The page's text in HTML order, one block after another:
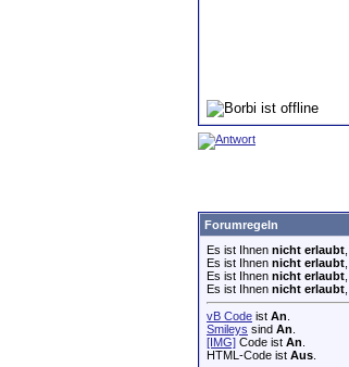
Forumregeln
Es ist Ihnen nicht erlaubt
Es ist Ihnen nicht erlaubt
Es ist Ihnen nicht erlaubt
Es ist Ihnen nicht erlaubt
vB Code ist An
Smileys sind An
[IMG] Code ist An
HTML-Code ist Aus